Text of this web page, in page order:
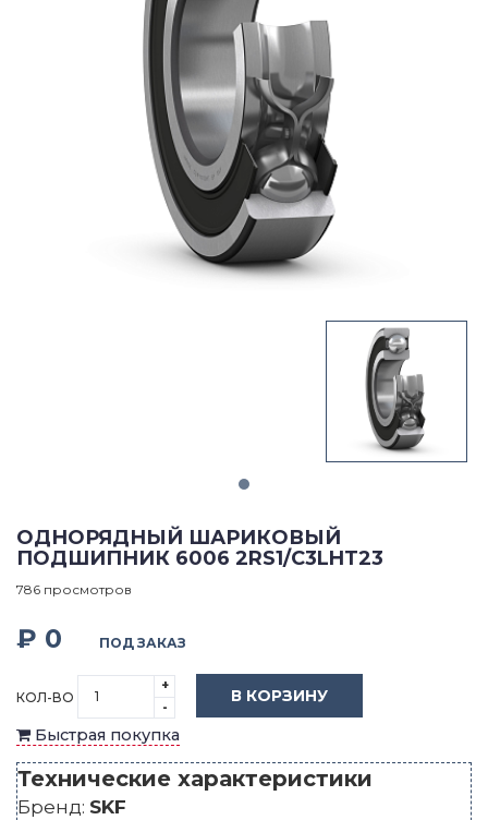
ОДНОРЯДНЫЙ ШАРИКОВЫЙ
ПОДШИПНИК 6006 2RS1/C3LHT23
786 просмотров
₽ 0 ПОД ЗАКАЗ
КОЛ-ВО
+
-
В КОРЗИНУ
Быстрая покупка
Технические характеристики
Бренд: SKF